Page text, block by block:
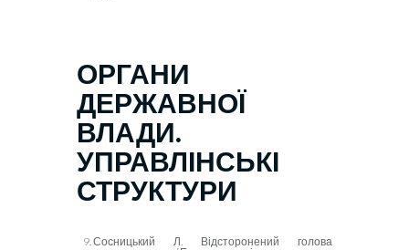
ОРГАНИ
ДЕРЖАВНОЇ
ВЛАДИ.
УПРАВЛІНСЬКІ
СТРУКТУРИ
Сосницький Л. Відсторонений голова